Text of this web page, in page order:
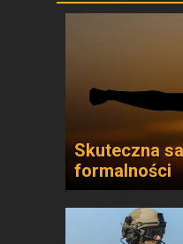
Skuteczna
formalności